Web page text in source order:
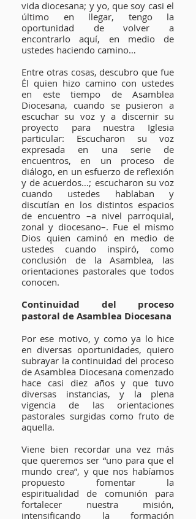
vida diocesana; y yo, que soy casi el
último en llegar, tengo la
oportunidad de volver a
encontrarlo aquí, en medio de
ustedes haciendo camino…
Entre otras cosas, descubro que fue
Él quien hizo camino con ustedes
en este tiempo de Asamblea
Diocesana, cuando se pusieron a
escuchar su voz y a discernir su
proyecto para nuestra Iglesia
particular: Escucharon su voz
expresada en una serie de
encuentros, en un proceso de
diálogo, en un esfuerzo de reflexión
y de acuerdos…; escucharon su voz
cuando ustedes hablaban y
discutían en los distintos espacios
de encuentro –a nivel parroquial,
zonal y diocesano–. Fue el mismo
Dios quien caminó en medio de
ustedes cuando inspiró, como
conclusión de la Asamblea, las
orientaciones pastorales que todos
conocen.
Continuidad del proceso
pastoral de Asamblea Diocesana
Por ese motivo, y como ya lo hice
en diversas oportunidades, quiero
subrayar la continuidad del proceso
de Asamblea Diocesana comenzado
hace casi diez años y que tuvo
diversas instancias, y la plena
vigencia de las orientaciones
pastorales surgidas como fruto de
aquella.
Viene bien recordar una vez más
que queremos ser “uno para que el
mundo crea”, y que nos habíamos
propuesto fomentar la
espiritualidad de comunión para
fortalecer nuestra misión,
intensificando la formación